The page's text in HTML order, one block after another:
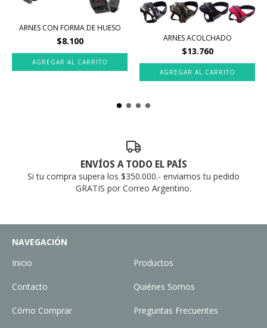
ARNES CON FORMA DE HUESO
$8.100
AGREGAR AL CARRITO
ARNES ACOLCHADO
$13.760
AGREGAR AL CARRITO
ENVÍOS A TODO EL PAÍS
Si tu compra supera los $350.000.- enviamos tu pedido
GRATIS por Correo Argentino.
NAVEGACIÓN
Inicio
Productos
Contacto Quiénes Somos
Cómo Comprar Preguntas Frecuentes